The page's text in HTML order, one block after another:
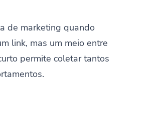
de marketing quando
link, mas um meio entre
permite coletar tantos